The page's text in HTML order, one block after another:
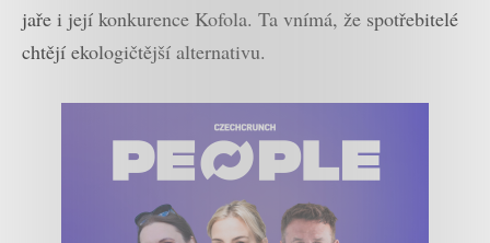
jaře i její konkurence Kofola. Ta vnímá, že spotřebitelé
chtějí ekologičtější alternativu.